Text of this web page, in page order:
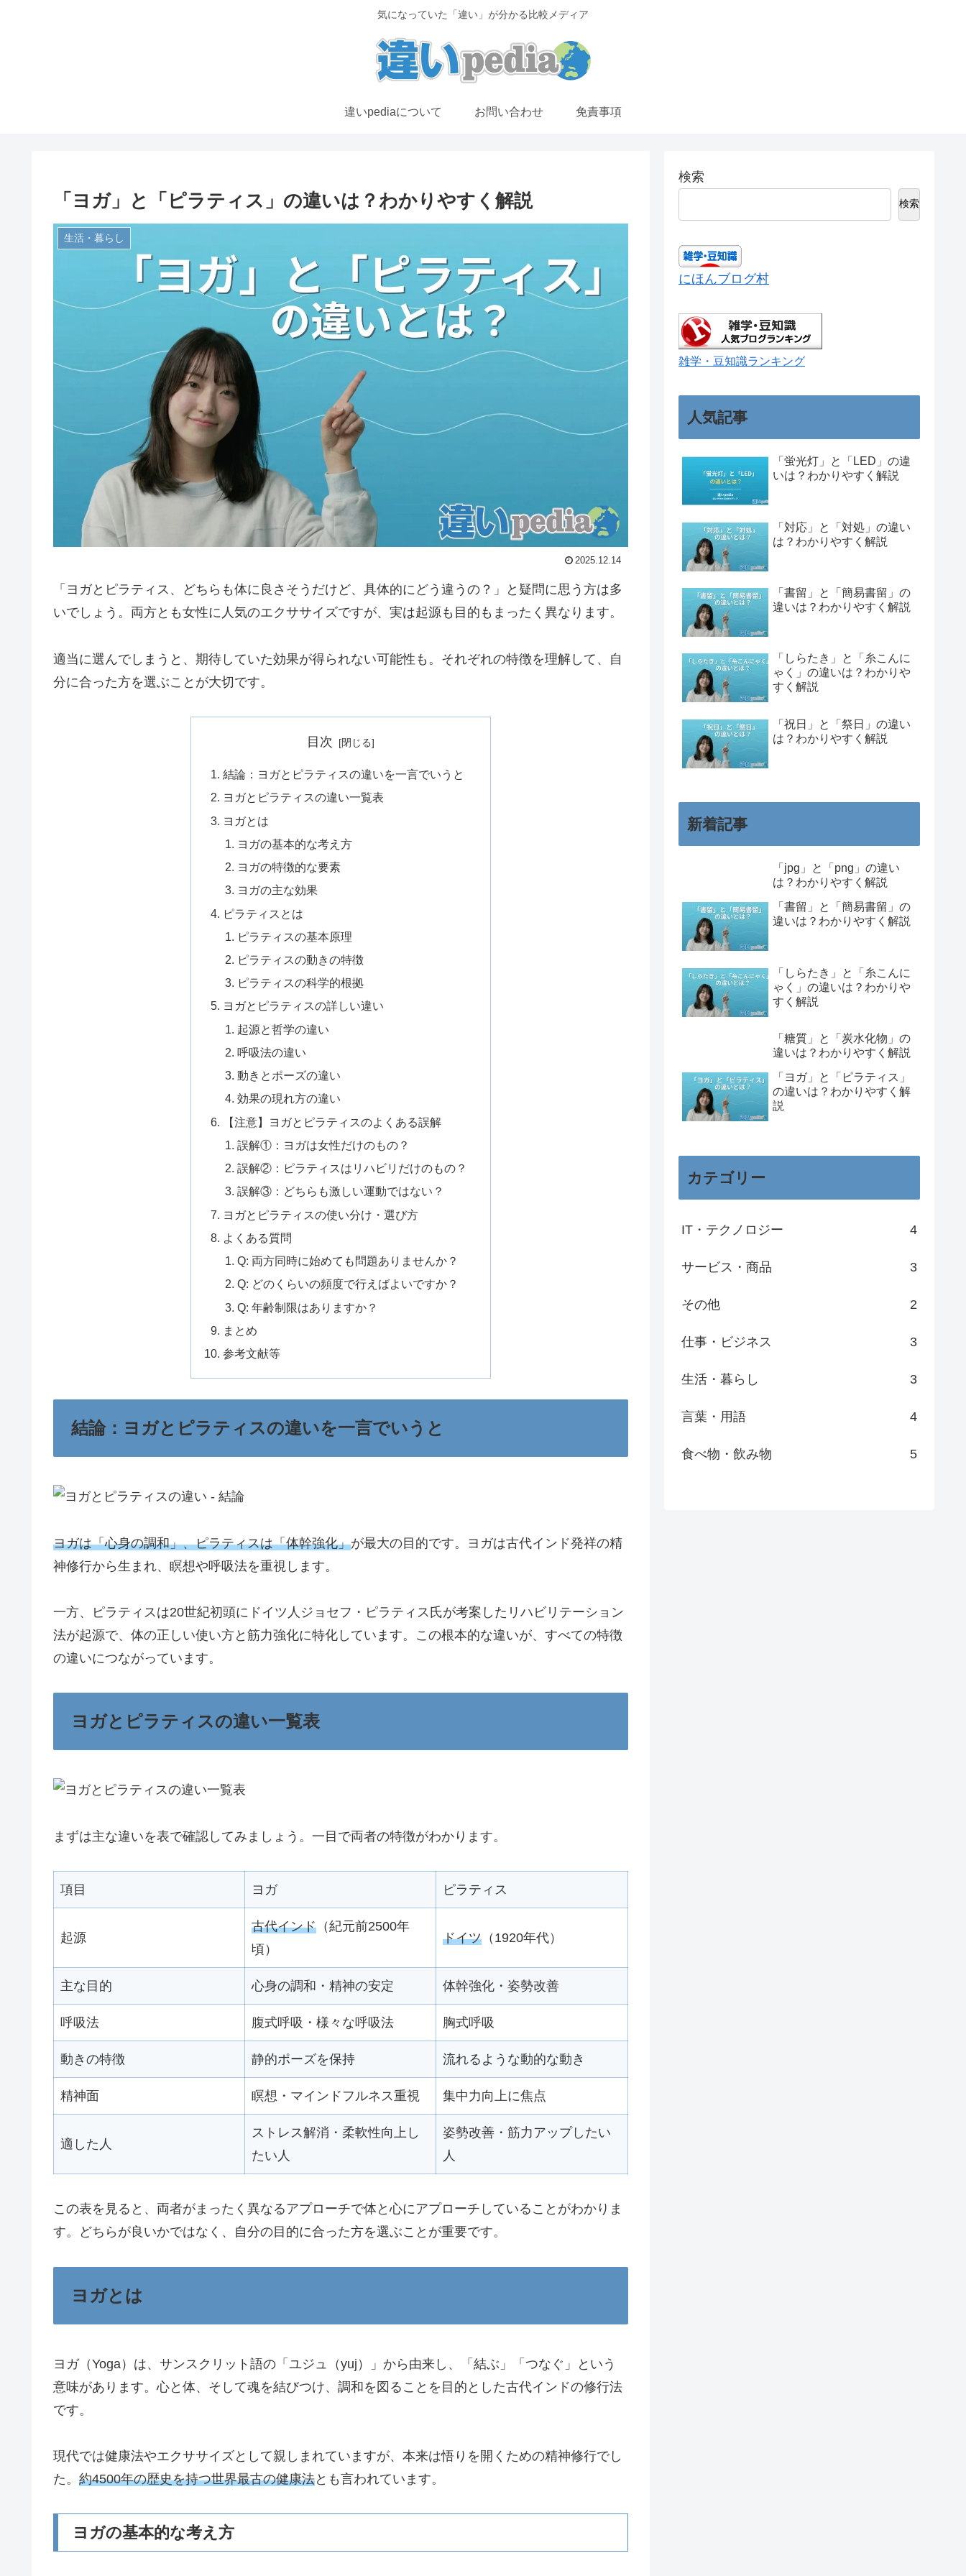
気になっていた「違い」が分かる比較メディア
違いpediaについて お問い合わせ 免責事項
「ヨガ」と「ピラティス」の違いは？わかりやすく解説
生活・暮らし
2025.12.14
「ヨガとピラティス、どちらも体に良さそうだけど、具体的にどう違うの？」と疑問に思う方は多
いでしょう。両方とも女性に人気のエクササイズですが、実は起源も目的もまったく異なります。
適当に選んでしまうと、期待していた効果が得られない可能性も。それぞれの特徴を理解して、自
分に合った方を選ぶことが大切です。
目次
結論：ヨガとピラティスの違いを一言でいうと
ヨガとピラティスの違い一覧表
ヨガとは
ヨガの基本的な考え方
ヨガの特徴的な要素
ヨガの主な効果
ピラティスとは
ピラティスの基本原理
ピラティスの動きの特徴
ピラティスの科学的根拠
ヨガとピラティスの詳しい違い
起源と哲学の違い
呼吸法の違い
動きとポーズの違い
効果の現れ方の違い
【注意】ヨガとピラティスのよくある誤解
誤解①：ヨガは女性だけのもの？
誤解②：ピラティスはリハビリだけのもの？
誤解③：どちらも激しい運動ではない？
ヨガとピラティスの使い分け・選び方
よくある質問
Q: 両方同時に始めても問題ありませんか？
Q: どのくらいの頻度で行えばよいですか？
Q: 年齢制限はありますか？
まとめ
参考文献等
結論：ヨガとピラティスの違いを一言でいうと
ヨガは「心身の調和」、ピラティスは「体幹強化」が最大の目的です。ヨガは古代インド発祥の精
神修行から生まれ、瞑想や呼吸法を重視します。
一方、ピラティスは20世紀初頭にドイツ人ジョセフ・ピラティス氏が考案したリハビリテーション
法が起源で、体の正しい使い方と筋力強化に特化しています。この根本的な違いが、すべての特徴
の違いにつながっています。
ヨガとピラティスの違い一覧表
まずは主な違いを表で確認してみましょう。一目で両者の特徴がわかります。
項目 ヨガ ピラティス
起源
古代インド （紀元前2500年
頃）
ドイツ （1920年代）
主な目的 心身の調和・精神の安定 体幹強化・姿勢改善
呼吸法 腹式呼吸・様々な呼吸法 胸式呼吸
動きの特徴 静的ポーズを保持 流れるような動的な動き
精神面 瞑想・マインドフルネス重視 集中力向上に焦点
適した人
ストレス解消・柔軟性向上し
たい人
姿勢改善・筋力アップしたい
人
この表を見ると、両者がまったく異なるアプローチで体と心にアプローチしていることがわかりま
す。どちらが良いかではなく、自分の目的に合った方を選ぶことが重要です。
ヨガとは
ヨガ（Yoga）は、サンスクリット語の「ユジュ（yuj）」から由来し、「結ぶ」「つなぐ」という
意味があります。心と体、そして魂を結びつけ、調和を図ることを目的とした古代インドの修行法
です。
現代では健康法やエクササイズとして親しまれていますが、本来は悟りを開くための精神修行でし
た。 約4500年の歴史を持つ世界最古の健康法とも言われています。
ヨガの基本的な考え方
検索
検索
にほんブログ村
雑学・豆知識ランキング
人気記事
「蛍光灯」と「LED」の違
いは？わかりやすく解説
「対応」と「対処」の違い
は？わかりやすく解説
「書留」と「簡易書留」の
違いは？わかりやすく解説
「しらたき」と「糸こんに
ゃく」の違いは？わかりや
すく解説
「祝日」と「祭日」の違い
は？わかりやすく解説
新着記事
「jpg」と「png」の違い
は？わかりやすく解説
「書留」と「簡易書留」の
違いは？わかりやすく解説
「しらたき」と「糸こんに
ゃく」の違いは？わかりや
すく解説
「糖質」と「炭水化物」の
違いは？わかりやすく解説
「ヨガ」と「ピラティス」
の違いは？わかりやすく解
説
カテゴリー
IT・テクノロジー 4
サービス・商品 3
その他 2
仕事・ビジネス 3
生活・暮らし 3
言葉・用語 4
食べ物・飲み物 5